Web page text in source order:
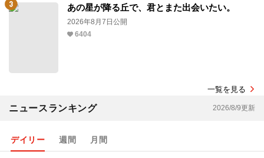
あの星が降る丘で、君とまた出会いたい。
2026年8月7日公開
6404
一覧を見る
ニュースランキング 2026/8/9更新
デイリー 週間 月間